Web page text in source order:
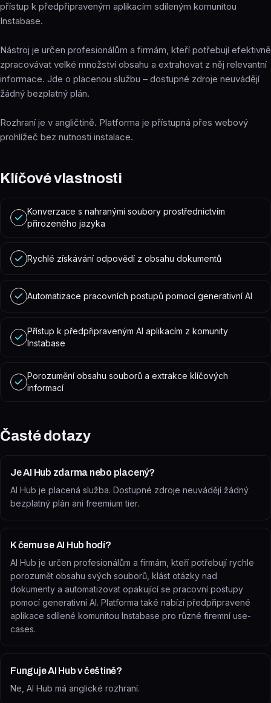
přístup k předpřipraveným aplikacím sdíleným komunitou
Instabase.
Nástroj je určen profesionálům a firmám, kteří potřebují efektivně
zpracovávat velké množství obsahu a extrahovat z něj relevantní
informace. Jde o placenou službu – dostupné zdroje neuvádějí
žádný bezplatný plán.
Rozhraní je v angličtině. Platforma je přístupná přes webový
prohlížeč bez nutnosti instalace.
Klíčové vlastnosti
Konverzace s nahranými soubory prostřednictvím
přirozeného jazyka
Rychlé získávání odpovědí z obsahu dokumentů
Automatizace pracovních postupů pomocí generativní AI
Přístup k předpřipraveným AI aplikacím z komunity
Instabase
Porozumění obsahu souborů a extrakce klíčových
informací
Časté dotazy
Je AI Hub zdarma nebo placený?
AI Hub je placená služba. Dostupné zdroje neuvádějí žádný
bezplatný plán ani freemium tier.
K čemu se AI Hub hodí?
AI Hub je určen profesionálům a firmám, kteří potřebují rychle
porozumět obsahu svých souborů, klást otázky nad
dokumenty a automatizovat opakující se pracovní postupy
pomocí generativní AI. Platforma také nabízí předpřipravené
aplikace sdílené komunitou Instabase pro různé firemní use-
cases.
Funguje AI Hub v češtině?
Ne, AI Hub má anglické rozhraní.